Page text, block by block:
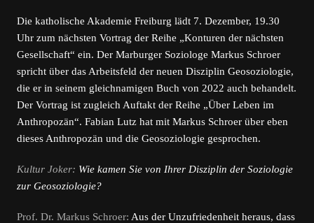
Die katholische Akademie Freiburg lädt 7. Dezember, 19.30
Uhr zum nächsten Vortrag der Reihe „Konturen der nächsten
Gesellschaft“ ein. Der Marburger Soziologe Markus Schroer
spricht über das Arbeitsfeld der neuen Disziplin Geosoziologie,
die er in seinem gleichnamigen Buch von 2022 auch behandelt.
Der Vortrag ist zugleich Auftakt der Reihe „Über Leben im
Anthropozän“. Fabian Lutz hat mit Markus Schroer über eben
dieses Anthropozän und die Geosoziologie gesprochen.
Kultur Joker: Wie kamen Sie von Ihrer Disziplin der Soziologie
zur Geosoziologie?
Prof. Dr. Markus Schroer: Aus der Unzufriedenheit heraus, dass